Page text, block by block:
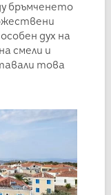
бръмченето
дух на
смели и
това